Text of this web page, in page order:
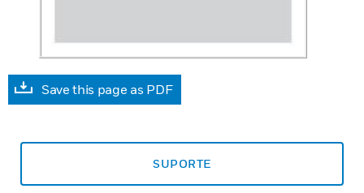
Save this page as PDF
SUPORTE